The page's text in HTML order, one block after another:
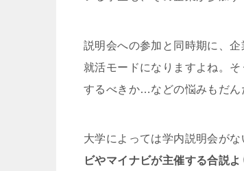
説明会への参加と同時期に、企
就活モードになりますよね。
するべきか…などの悩みもだん
大学によっては学内説明会が
ビやマイナビが主催する合説